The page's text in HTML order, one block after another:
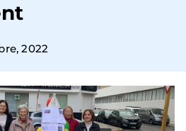
2022